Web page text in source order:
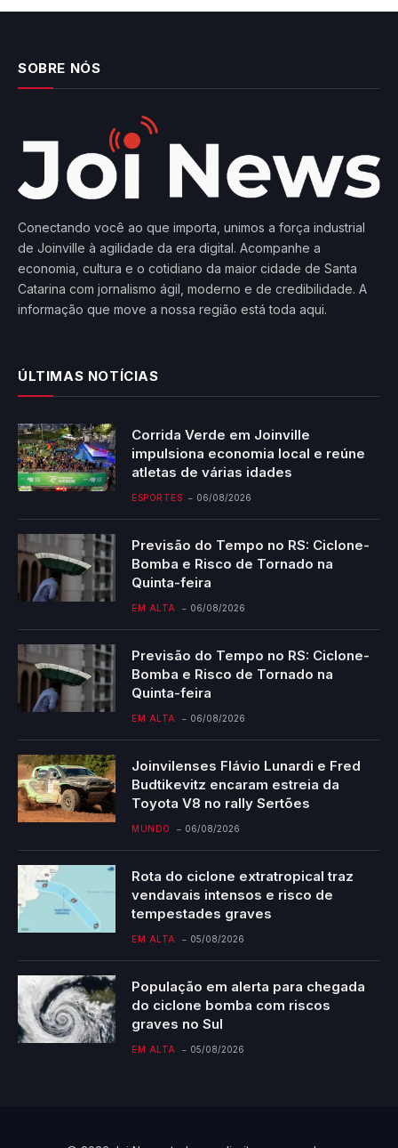
SOBRE NÓS
Conectando você ao que importa, unimos a força industrial
de Joinville à agilidade da era digital. Acompanhe a
economia, cultura e o cotidiano da maior cidade de Santa
Catarina com jornalismo ágil, moderno e de credibilidade. A
informação que move a nossa região está toda aqui.
ÚLTIMAS NOTÍCIAS
Corrida Verde em Joinville
impulsiona economia local e reúne
atletas de várias idades
ESPORTES 06/08/2026
Previsão do Tempo no RS: Ciclone-
Bomba e Risco de Tornado na
Quinta-feira
EM ALTA 06/08/2026
Previsão do Tempo no RS: Ciclone-
Bomba e Risco de Tornado na
Quinta-feira
EM ALTA 06/08/2026
Joinvilenses Flávio Lunardi e Fred
Budtikevitz encaram estreia da
Toyota V8 no rally Sertões
MUNDO 06/08/2026
Rota do ciclone extratropical traz
vendavais intensos e risco de
tempestades graves
EM ALTA 05/08/2026
População em alerta para chegada
do ciclone bomba com riscos
graves no Sul
EM ALTA 05/08/2026